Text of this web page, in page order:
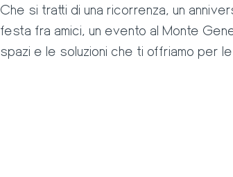
Che si tratti di una ricorrenza, un
festa fra amici, un evento al Monte
spazi e le soluzioni che ti offriamo per